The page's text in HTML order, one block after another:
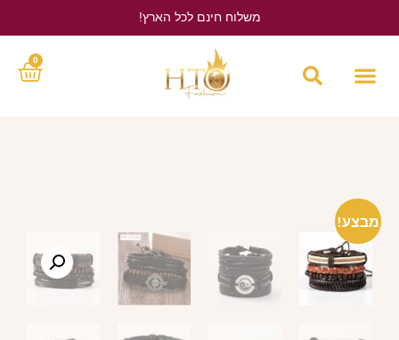
משלוח חינם לכל הארץ!
0
מבצע!